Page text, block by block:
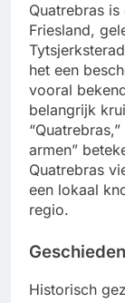
Quatrebras
Friesland,
het een
vooral
belangrijk
armen”
Quatrebras
een lokaal
regio.
Historisch